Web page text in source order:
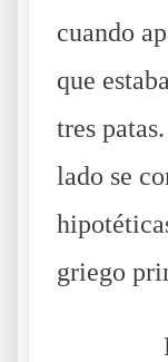
cuando
que
tres
lado se
griego